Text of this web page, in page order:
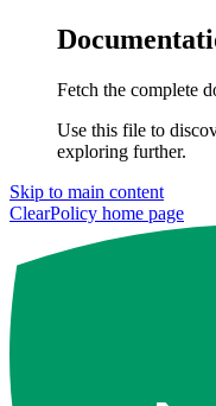
Fetch the complete
Use this file to
exploring further.
Skip to main content
ClearPolicy home page